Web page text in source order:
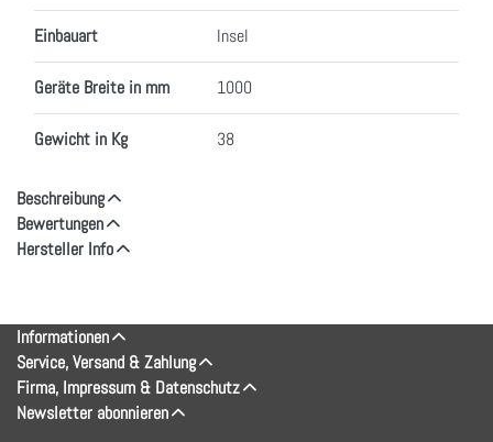
Einbauart Insel
Geräte Breite in mm 1000
Gewicht in Kg 38
Beschreibung
Bewertungen
Hersteller Info
Informationen
Service, Versand & Zahlung
Firma, Impressum & Datenschutz
Newsletter abonnieren